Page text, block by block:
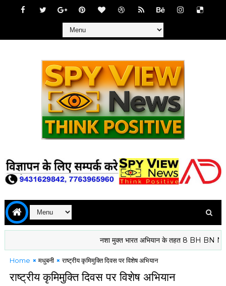
नशा मुक्त भारत अभियान के तहत 8 BH BN NCC
Home मधुबनी राष्ट्रीय कृमिमुक्ति दिवस पर विशेष अभियान
राष्ट्रीय कृमिमुक्ति दिवस पर विशेष अभियान